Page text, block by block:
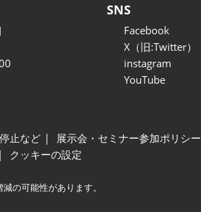
SNS
Facebook
X（旧:Twitter）
instagram
YouTube
止など 展示会・セミナー参加ポリシー
クッキーの設定
の可能性があります。